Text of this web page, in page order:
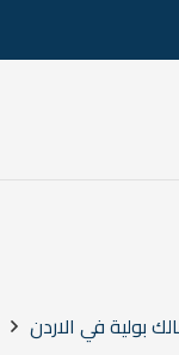
بولية في الاردن